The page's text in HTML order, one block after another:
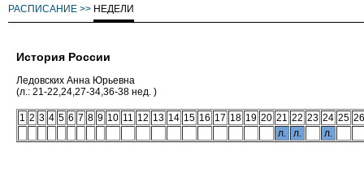
РАСПИСАНИЕ >> НЕДЕЛИ
История России
Ледовских Анна Юрьевна
(л.: 21-22,24,27-34,36-38 нед. )
1 2 3 4 5 6 7 8 9 10 11 12 13 14 15 16 17 18 19 20 21 22 23 24 25 26
л.
л. л.